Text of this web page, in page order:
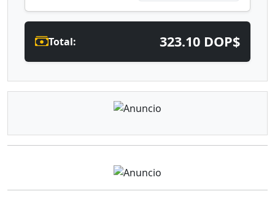
323.10 DOP$
Opiniones